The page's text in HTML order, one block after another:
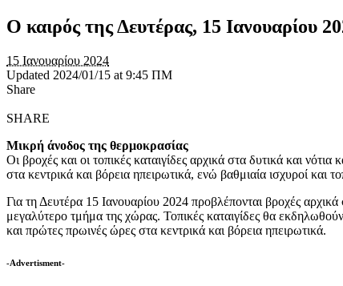
Ο καιρός της Δευτέρας, 15 Ιανουαρίου
15 Ιανουαρίου 2024
Updated 2024/01/15 at 9:45 ΠΜ
Share
SHARE
Μικρή άνοδος της θερμοκρασίας
Οι βροχές και οι τοπικές καταιγίδες αρχικά στα δυτικά και
στα κεντρικά και βόρεια ηπειρωτικά, ενώ βαθμιαία ισχυροί
Για τη Δευτέρα 15 Ιανουαρίου 2024 προβλέπονται βροχές
μεγαλύτερο τμήμα της χώρας. Τοπικές καταιγίδες θα
και πρώτες πρωινές ώρες στα κεντρικά και βόρεια ηπειρωτικά.
-Advertisment-